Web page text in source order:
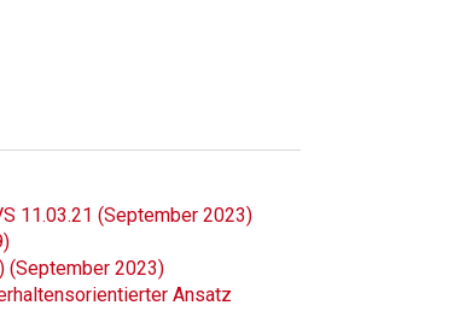
11.03.21 (September 2023)
(September 2023)
Ansatz